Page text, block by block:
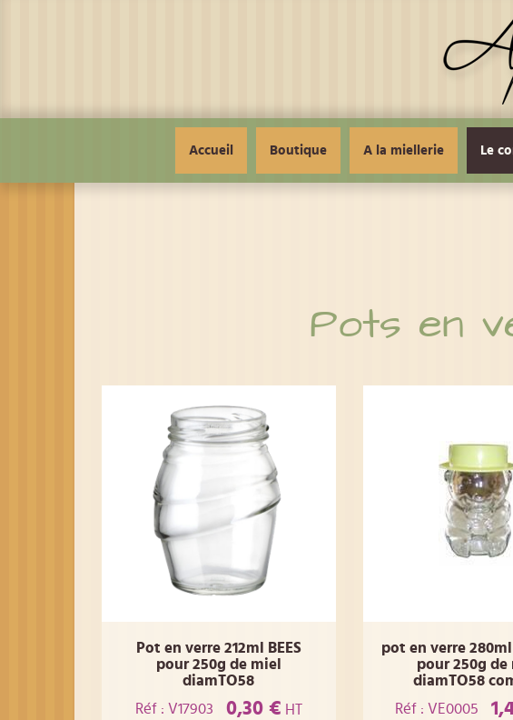
Pots en
Pot en verre 212ml BEES
pour 250g de miel
diamTO58
Réf : V17903
0,30 € HT
pot en verre 280ml
pour 250g de
diamTO58
Réf : VE0005
Accueil Boutique A la miellerie Le